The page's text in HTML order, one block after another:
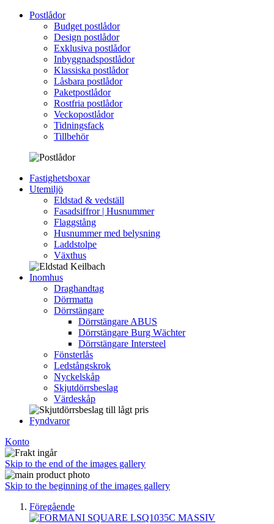
Postlådor
Budget postlådor
Design postlådor
Exklusiva postlådor
Inbyggnadspostlådor
Klassiska postlådor
Låsbara postlådor
Paketpostlådor
Rostfria postlådor
Veckopostlådor
Tidningsfack
Tillbehör
Fastighetsboxar
Utemiljö
Eldstad & vedställ
Fasadsiffror | Husnummer
Flaggstång
Husnummer med belysning
Laddstolpe
Växthus
Inomhus
Draghandtag
Dörrmatta
Dörrstängare
Dörrstängare ABUS
Dörrstängare Burg Wächter
Dörrstängare Intersteel
Fönsterlås
Ledstångskrok
Nyckelskåp
Skjutdörrsbeslag
Värdeskåp
Fyndvaror
Konto
Skip to the end of the images gallery
Skip to the beginning of the images gallery
Föregående